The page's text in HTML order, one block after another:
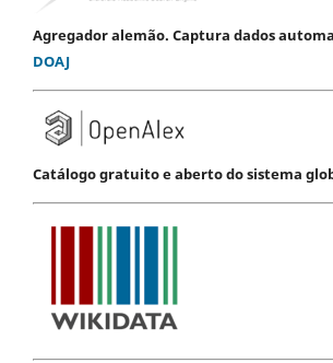
Agregador alemão. Captura dados
DOAJ
Catálogo gratuito e aberto do sistema